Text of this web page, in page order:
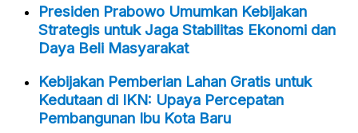
Presiden Prabowo Umumkan Kebijakan
Strategis untuk Jaga Stabilitas Ekonomi dan
Daya Beli Masyarakat
Kebijakan Pemberian Lahan Gratis untuk
Kedutaan di IKN: Upaya Percepatan
Pembangunan Ibu Kota Baru